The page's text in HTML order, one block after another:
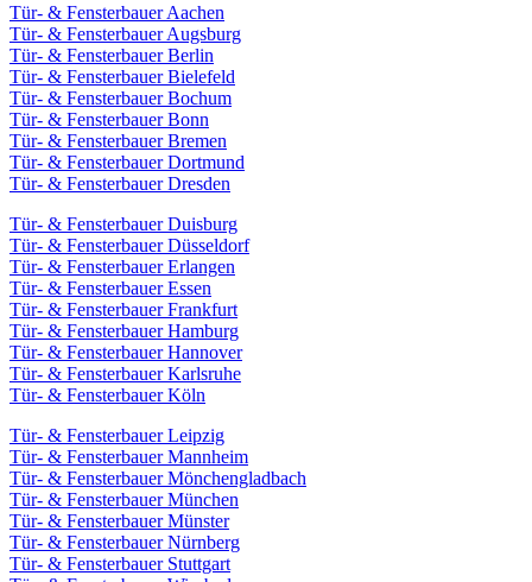
Tür- & Fensterbauer Aachen
Tür- & Fensterbauer Augsburg
Tür- & Fensterbauer Berlin
Tür- & Fensterbauer Bielefeld
Tür- & Fensterbauer Bochum
Tür- & Fensterbauer Bonn
Tür- & Fensterbauer Bremen
Tür- & Fensterbauer Dortmund
Tür- & Fensterbauer Dresden
Tür- & Fensterbauer Duisburg
Tür- & Fensterbauer Düsseldorf
Tür- & Fensterbauer Erlangen
Tür- & Fensterbauer Essen
Tür- & Fensterbauer Frankfurt
Tür- & Fensterbauer Hamburg
Tür- & Fensterbauer Hannover
Tür- & Fensterbauer Karlsruhe
Tür- & Fensterbauer Köln
Tür- & Fensterbauer Leipzig
Tür- & Fensterbauer Mannheim
Tür- & Fensterbauer Mönchengladbach
Tür- & Fensterbauer München
Tür- & Fensterbauer Münster
Tür- & Fensterbauer Nürnberg
Tür- & Fensterbauer Stuttgart